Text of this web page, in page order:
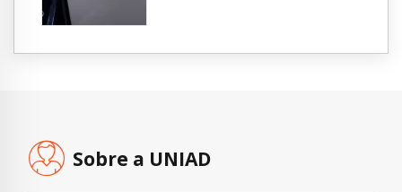
Sobre a UNIAD